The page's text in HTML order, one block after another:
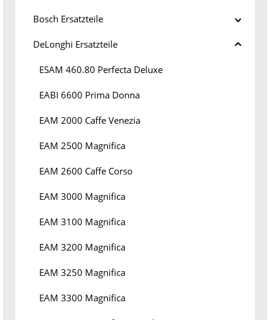
Bosch Ersatzteile
DeLonghi Ersatzteile
ESAM 460.80 Perfecta Deluxe
EABI 6600 Prima Donna
EAM 2000 Caffe Venezia
EAM 2500 Magnifica
EAM 2600 Caffe Corso
EAM 3000 Magnifica
EAM 3100 Magnifica
EAM 3200 Magnifica
EAM 3250 Magnifica
EAM 3300 Magnifica